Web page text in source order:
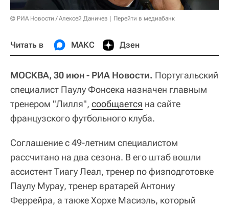
© РИА Новости / Алексей Даничев Перейти в медиабанк
Читать в МАКС Дзен
МОСКВА, 30 июн - РИА Новости. Португальский
специалист Паулу Фонсека назначен главным
тренером "Лилля", сообщается на сайте
французского футбольного клуба.
Соглашение с 49-летним специалистом
рассчитано на два сезона. В его штаб вошли
ассистент Тиагу Леал, тренер по физподготовке
Паулу Мурау, тренер вратарей Антониу
Феррейра, а также Хорхе Масиэль, который